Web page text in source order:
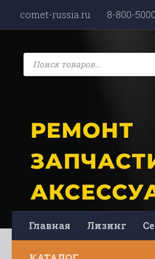
Перейти к содержимому
comet-russia.ru 8-800-
Поиск
товаров
Главная Лизинг